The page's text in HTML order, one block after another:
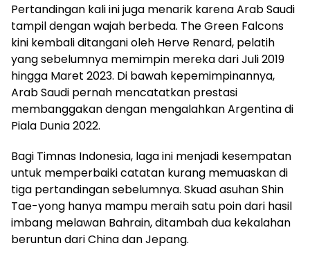
Pertandingan kali ini juga menarik karena Arab Saudi
tampil dengan wajah berbeda. The Green Falcons
kini kembali ditangani oleh Herve Renard, pelatih
yang sebelumnya memimpin mereka dari Juli 2019
hingga Maret 2023. Di bawah kepemimpinannya,
Arab Saudi pernah mencatatkan prestasi
membanggakan dengan mengalahkan Argentina di
Piala Dunia 2022.
Bagi Timnas Indonesia, laga ini menjadi kesempatan
untuk memperbaiki catatan kurang memuaskan di
tiga pertandingan sebelumnya. Skuad asuhan Shin
Tae-yong hanya mampu meraih satu poin dari hasil
imbang melawan Bahrain, ditambah dua kekalahan
beruntun dari China dan Jepang.